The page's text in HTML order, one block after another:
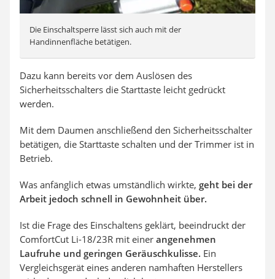
Die Einschaltsperre lässt sich auch mit der
Handinnenfläche betätigen.
Dazu kann bereits vor dem Auslösen des
Sicherheitsschalters die Starttaste leicht gedrückt
werden.
Mit dem Daumen anschließend den Sicherheitsschalter
betätigen, die Starttaste schalten und der Trimmer ist in
Betrieb.
Was anfänglich etwas umständlich wirkte, geht bei der
Arbeit jedoch schnell in Gewohnheit über.
Ist die Frage des Einschaltens geklärt, beeindruckt der
ComfortCut Li-18/23R mit einer angenehmen
Laufruhe und geringen Geräuschkulisse. Ein
Vergleichsgerät eines anderen namhaften Herstellers